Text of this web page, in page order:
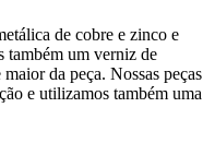
de cobre e zinco e
também um verniz de
da peça. Nossas peças
e utilizamos também uma